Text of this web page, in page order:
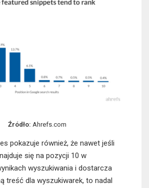
Źródło: Ahrefs.com
pokazuje również, że nawet jeśli
się na pozycji 10 w
wyszukiwania i dostarcza
treść dla wyszukiwarek, to nadal